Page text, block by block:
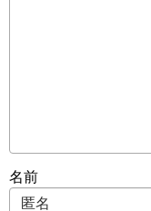
名前